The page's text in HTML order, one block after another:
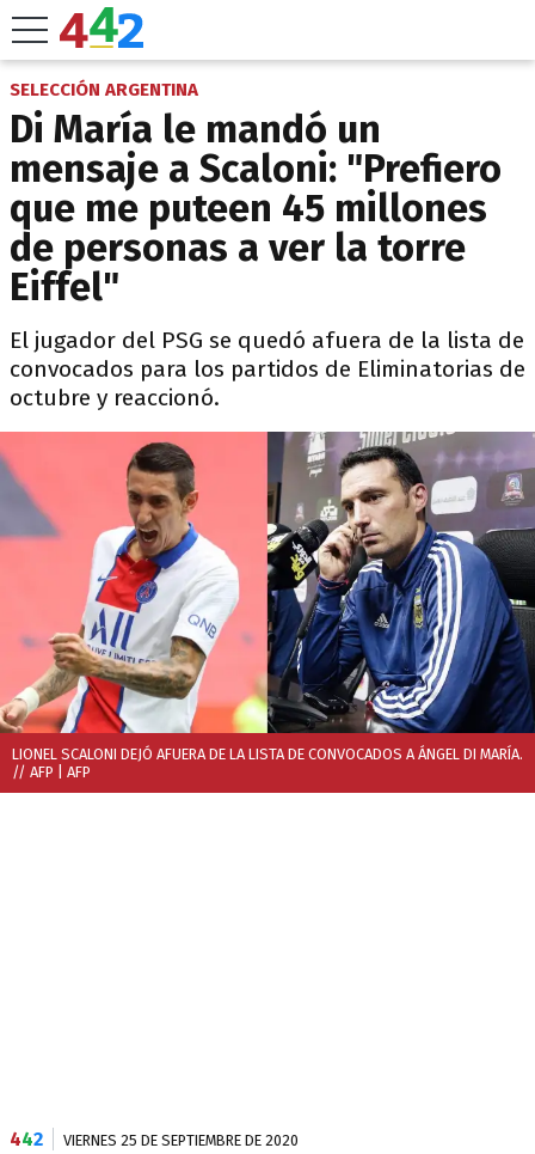
SELECCIÓN ARGENTINA
Di María le mandó un
mensaje a Scaloni: "Prefiero
que me puteen 45 millones
de personas a ver la torre
Eiffel"
El jugador del PSG se quedó afuera de la lista de
convocados para los partidos de Eliminatorias de
octubre y reaccionó.
LIONEL SCALONI DEJÓ AFUERA DE LA LISTA DE CONVOCADOS A ÁNGEL DI MARÍA.
// AFP | AFP
442 VIERNES 25 DE SEPTIEMBRE DE 2020